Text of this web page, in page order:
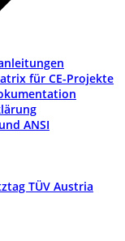
für CE-Projekte
ANSI
TÜV Austria